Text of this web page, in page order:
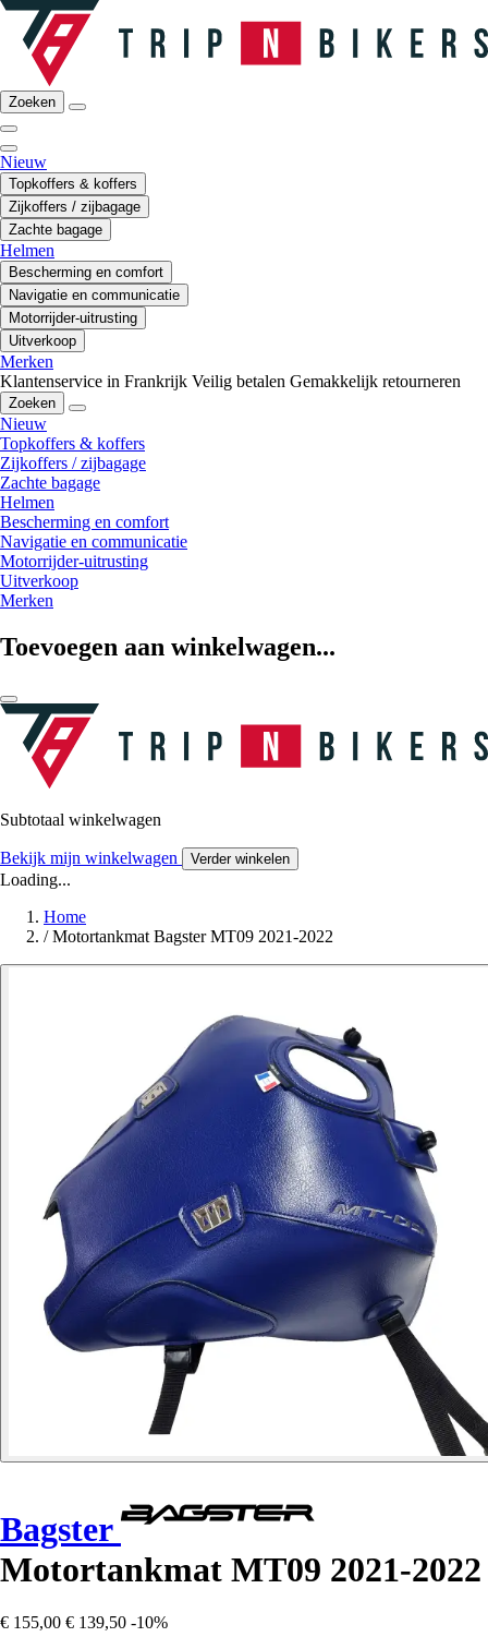
Zoeken
Nieuw
Topkoffers & koffers
Zijkoffers / zijbagage
Zachte bagage
Helmen
Bescherming en comfort
Navigatie en communicatie
Motorrijder-uitrusting
Uitverkoop
Merken
Klantenservice in Frankrijk Veilig betalen Gemakkelijk retourneren
Zoeken
Nieuw
Topkoffers & koffers
Zijkoffers / zijbagage
Zachte bagage
Helmen
Bescherming en comfort
Navigatie en communicatie
Motorrijder-uitrusting
Uitverkoop
Merken
Toevoegen aan winkelwagen...
Subtotaal winkelwagen
Bekijk mijn winkelwagen Verder winkelen
Loading...
Home
/ Motortankmat Bagster MT09 2021-2022
Bagster
Motortankmat MT09 2021-2022
€ 155,00 € 139,50 -10%